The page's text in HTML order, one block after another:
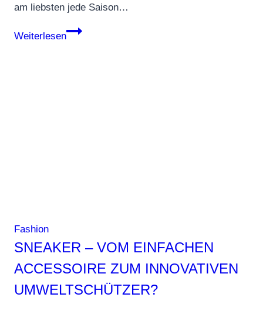
am liebsten jede Saison…
Weiterlesen
Läuft!
Fashion
SNEAKER – VOM EINFACHEN
ACCESSOIRE ZUM INNOVATIVEN
UMWELTSCHÜTZER?